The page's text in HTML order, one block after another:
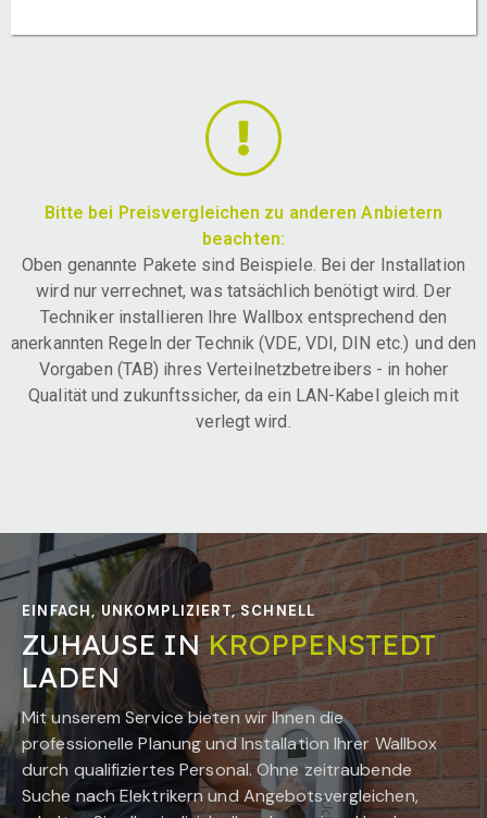
Bitte bei Preisvergleichen zu anderen Anbietern
beachten:
Oben genannte Pakete sind Beispiele. Bei der Installation
wird nur verrechnet, was tatsächlich benötigt wird. Der
Techniker installieren Ihre Wallbox entsprechend den
anerkannten Regeln der Technik (VDE, VDI, DIN etc.) und den
Vorgaben (TAB) ihres Verteilnetzbetreibers - in hoher
Qualität und zukunftssicher, da ein LAN-Kabel gleich mit
verlegt wird.
EINFACH, UNKOMPLIZIERT, SCHNELL
ZUHAUSE INKROPPENSTEDT
LADEN
Mit unserem Service bieten wir Ihnen die
professionelle Planung und Installation Ihrer Wallbox
durch qualifiziertes Personal. Ohne zeitraubende
Suche nach Elektrikern und Angebotsvergleichen,